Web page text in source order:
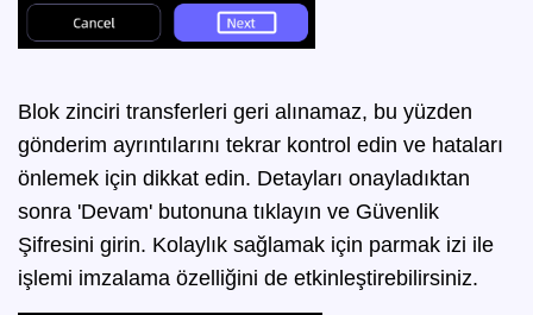
Blok zinciri transferleri geri alınamaz, bu yüzden
gönderim ayrıntılarını tekrar kontrol edin ve hataları
önlemek için dikkat edin. Detayları onayladıktan
sonra 'Devam' butonuna tıklayın ve Güvenlik
Şifresini girin. Kolaylık sağlamak için parmak izi ile
işlemi imzalama özelliğini de etkinleştirebilirsiniz.